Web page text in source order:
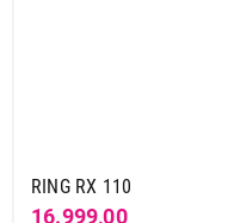
RING RX 110
16.999,00